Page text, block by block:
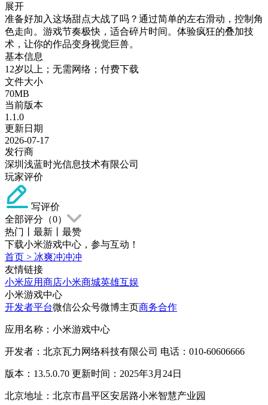
展开
准备好加入这场甜点大战了吗？通过简单的左右滑动，控制角
色走向。游戏节奏极快，适合碎片时间。体验疯狂的叠加技
术，让你的作品变身视觉巨兽。
基本信息
12岁以上；无需网络；付费下载
文件大小
70MB
当前版本
1.1.0
更新日期
2026-07-17
发行商
深圳浅蓝时光信息技术有限公司
玩家评价
写评价
全部评分（0）
热门
最新
最赞
下载小米游戏中心，参与互动！
首页 > 冰爽冲冲冲
友情链接
小米应用商店小米商城英雄互娱
小米游戏中心
开发者平台微信公众号微博主页商务合作
应用名称：小米游戏中心
开发者：北京瓦力网络科技有限公司 电话：010-60606666
版本：13.5.0.70 更新时间：2025年3月24日
北京地址：北京市昌平区安居路小米智慧产业园